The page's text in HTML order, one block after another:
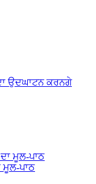
ਦਾ ਉਦਘਾਟਨ ਕਰਨਗੇ
ਮੂਲ-ਪਾਠ